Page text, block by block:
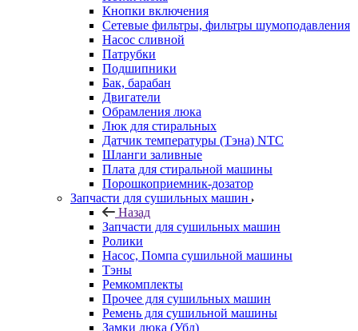
Кнопки включения
Сетевые фильтры, фильтры шумоподавления
Насос сливной
Патрубки
Подшипники
Бак, барабан
Двигатели
Обрамления люка
Люк для стиральных
Датчик температуры (Тэна) NTC
Шланги заливные
Плата для стиральной машины
Порошкоприемник-дозатор
Запчасти для сушильных машин
Назад
Запчасти для сушильных машин
Ролики
Насос, Помпа сушильной машины
Тэны
Ремкомплекты
Прочее для сушильных машин
Ремень для сушильной машины
Замки люка (Убл)